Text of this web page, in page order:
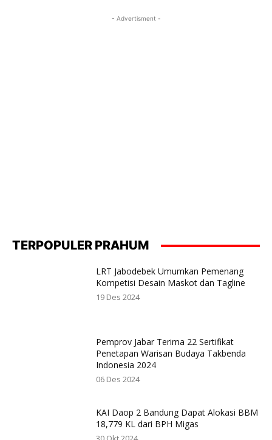
- Advertisment -
TERPOPULER PRAHUM
LRT Jabodebek Umumkan Pemenang
Kompetisi Desain Maskot dan Tagline
19 Des 2024
Pemprov Jabar Terima 22 Sertifikat
Penetapan Warisan Budaya Takbenda
Indonesia 2024
06 Des 2024
KAI Daop 2 Bandung Dapat Alokasi BBM
18,779 KL dari BPH Migas